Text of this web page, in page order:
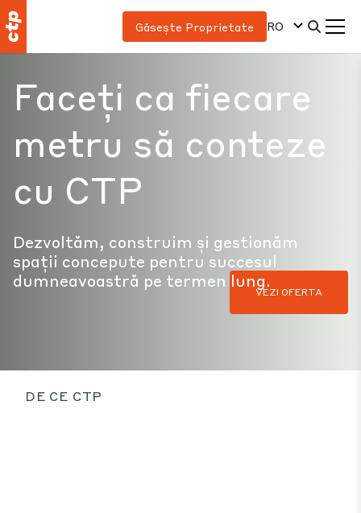
Găsește Proprietate RO
Faceți ca fiecare
metru să conteze
cu CTP
Dezvoltăm, construim și gestionăm
spații concepute pentru succesul
dumneavoastră pe termen lung.
VEZI OFERTA
DE CE CTP